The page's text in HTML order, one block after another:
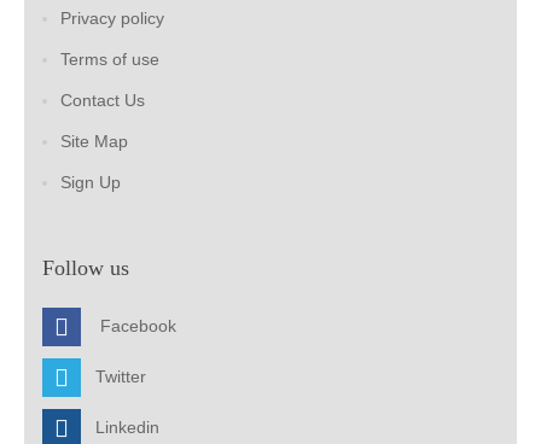
Privacy policy
Terms of use
Contact Us
Site Map
Sign Up
Follow us
Facebook
Twitter
Linkedin